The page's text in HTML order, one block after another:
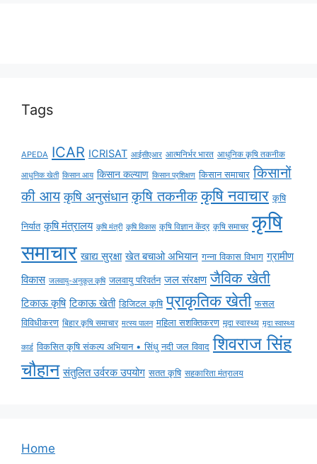
Tags
APEDA ICAR ICRISAT आईसीएआर आत्मनिर्भर भारत आधुनिक कृषि तकनीक
आधुनिक खेती किसान आय किसान कल्याण किसान प्रशिक्षण किसान समाचार किसानों
की आय कृषि अनुसंधान कृषि तकनीक कृषि नवाचार कृषि
निर्यात कृषि मंत्रालय कृषि मंत्री कृषि विकास कृषि विज्ञान केंद्र कृषि समाचर कृषि
समाचार खाद्य सुरक्षा खेत बचाओ अभियान गन्ना विकास विभाग ग्रामीण
विकास जलवायु-अनुकूल कृषि जलवायु परिवर्तन जल संरक्षण जैविक खेती
टिकाऊ कृषि टिकाऊ खेती डिजिटल कृषि प्राकृतिक खेती फसल
विविधीकरण बिहार कृषि समाचार मत्स्य पालन महिला सशक्तिकरण मृदा स्वास्थ्य मृदा स्वास्थ्य
कार्ड विकसित कृषि संकल्प अभियान • सिंधु नदी जल विवाद शिवराज सिंह
चौहान संतुलित उर्वरक उपयोग सतत कृषि सहकारिता मंत्रालय
Home